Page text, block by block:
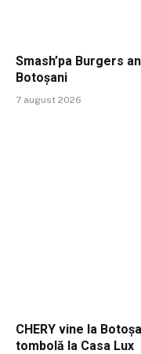
Smash’pa Burgers
Botoșani
7 august 2026
CHERY vine la
tombolă la Casa Lux